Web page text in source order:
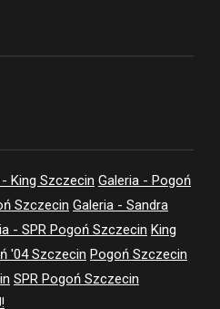
King Szczecin Galeria - Pogoń
Szczecin Galeria - Sandra
- SPR Pogoń Szczecin King
'04 Szczecin Pogoń Szczecin
SPR Pogoń Szczecin